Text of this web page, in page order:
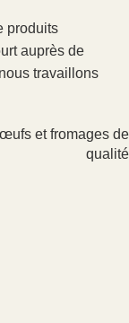
produits
auprès de
travaillons